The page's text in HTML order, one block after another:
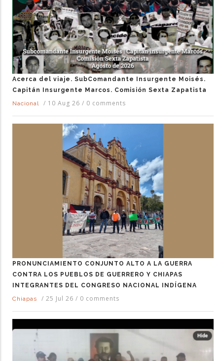
Acerca del viaje. SubComandante Insurgente Moisés.
Capitán Insurgente Marcos. Comisión Sexta Zapatista
Nacional
/ 10 Aug 26 / 0 comments
PRONUNCIAMIENTO CONJUNTO ALTO A LA GUERRA
CONTRA LOS PUEBLOS DE GUERRERO Y CHIAPAS
INTEGRANTES DEL CONGRESO NACIONAL INDÍGENA
Chiapas
/ 25 Jul 26 / 0 comments